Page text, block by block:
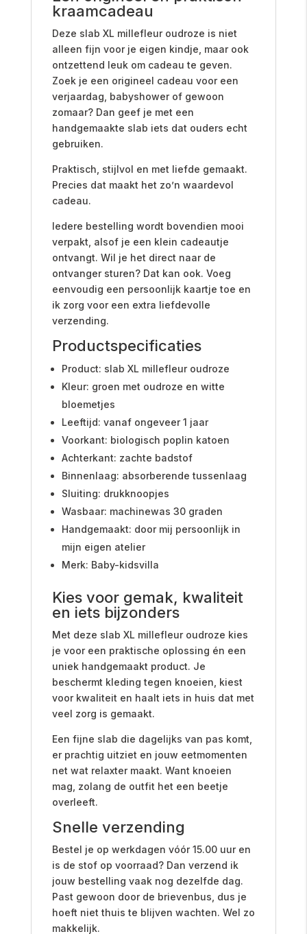
kraamcadeau
Deze slab XL millefleur oudroze is niet
alleen fijn voor je eigen kindje, maar ook
ontzettend leuk om cadeau te geven.
Zoek je een origineel cadeau voor een
verjaardag, babyshower of gewoon
zomaar? Dan geef je met een
handgemaakte slab iets dat ouders echt
gebruiken.
Praktisch, stijlvol en met liefde gemaakt.
Precies dat maakt het zo’n waardevol
cadeau.
Iedere bestelling wordt bovendien mooi
verpakt, alsof je een klein cadeautje
ontvangt. Wil je het direct naar de
ontvanger sturen? Dat kan ook. Voeg
eenvoudig een persoonlijk kaartje toe en
ik zorg voor een extra liefdevolle
verzending.
Productspecificaties
Product: slab XL millefleur oudroze
Kleur: groen met oudroze en witte
bloemetjes
Leeftijd: vanaf ongeveer 1 jaar
Voorkant: biologisch poplin katoen
Achterkant: zachte badstof
Binnenlaag: absorberende tussenlaag
Sluiting: drukknoopjes
Wasbaar: machinewas 30 graden
Handgemaakt: door mij persoonlijk in
mijn eigen atelier
Merk: Baby-kidsvilla
Kies voor gemak, kwaliteit
en iets bijzonders
Met deze slab XL millefleur oudroze kies
je voor een praktische oplossing én een
uniek handgemaakt product. Je
beschermt kleding tegen knoeien, kiest
voor kwaliteit en haalt iets in huis dat met
veel zorg is gemaakt.
Een fijne slab die dagelijks van pas komt,
er prachtig uitziet en jouw eetmomenten
net wat relaxter maakt. Want knoeien
mag, zolang de outfit het een beetje
overleeft.
Snelle verzending
Bestel je op werkdagen vóór 15.00 uur en
is de stof op voorraad? Dan verzend ik
jouw bestelling vaak nog dezelfde dag.
Past gewoon door de brievenbus, dus je
hoeft niet thuis te blijven wachten. Wel zo
makkelijk.